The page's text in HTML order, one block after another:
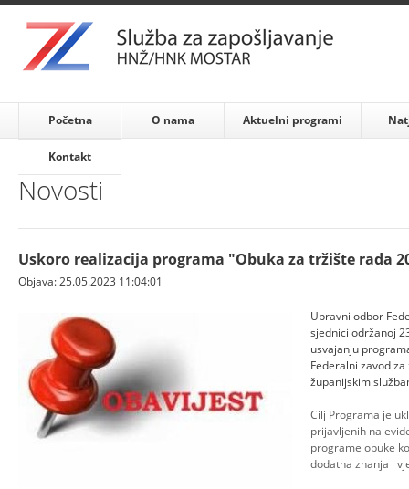
Početna O nama Aktuelni programi
Kontakt
Novosti
Uskoro realizacija programa "Obuka za tržište rada
Objava: 25.05.2023 11:04:01
Upravni odbor
sjednici održanoj
usvajanju
Federalni zavod
županijskim
Cilj Programa je
prijavljenih na
programe obuke
dodatna znanja i